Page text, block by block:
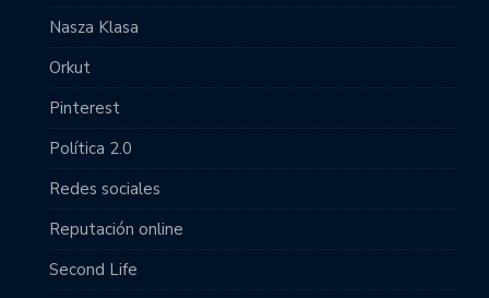
Nasza Klasa
Orkut
Pinterest
Política 2.0
Redes sociales
Reputación online
Second Life